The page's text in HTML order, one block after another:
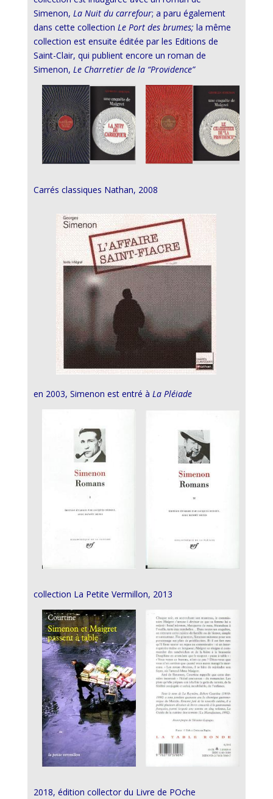
Simenon, La Nuit du carrefour; a paru également
dans cette collection Le Port des brumes; la même
collection est ensuite éditée par les Editions de
Saint-Clair, qui publient encore un roman de
Simenon, Le Charretier de la “Providence”
Carrés classiques Nathan, 2008
en 2003, Simenon est entré à La Pléiade
collection La Petite Vermillon, 2013
2018, édition collector du Livre de POche